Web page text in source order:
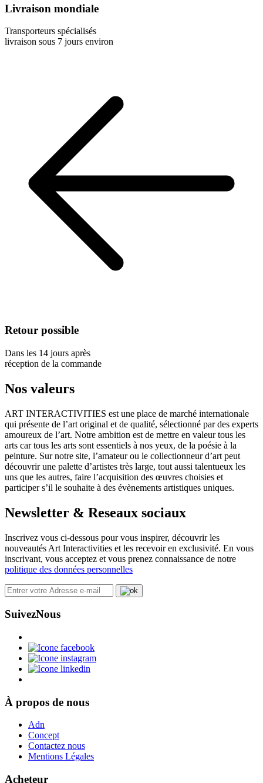
Livraison mondiale
Transporteurs spécialisés
livraison sous 7 jours environ
Retour possible
Dans les 14 jours après
réception de la commande
Nos valeurs
ART INTERACTIVITIES est une place de marché internationale
qui présente de l’art original et de qualité, sélectionné par des experts
amoureux de l’art. Notre ambition est de mettre en valeur tous les
arts car tous les arts sont essentiels à nos yeux, de la poésie à la
peinture. Sur notre site, l’amateur ou le collectionneur d’art peut
découvrir une palette d’artistes très large, tout aussi talentueux les
uns que les autres, faire l’acquisition des œuvres choisies et
participer s’il le souhaite à des évènements artistiques uniques.
Newsletter & Reseaux sociaux
Inscrivez vous ci-dessous pour vous inspirer, découvrir les
nouveautés Art Interactivities et les recevoir en exclusivité. En vous
inscrivant, vous acceptez et vous prenez connaissance de notre
politique des données personnelles
SuivezNous
À propos de nous
Adn
Concept
Contactez nous
Mentions Légales
Acheteur